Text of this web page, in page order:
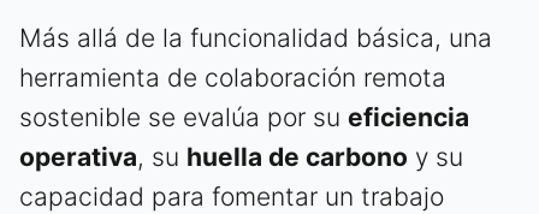
Más allá de la funcionalidad básica, una
herramienta de colaboración remota
sostenible se evalúa por su eficiencia
operativa, su huella de carbono y su
capacidad para fomentar un trabajo